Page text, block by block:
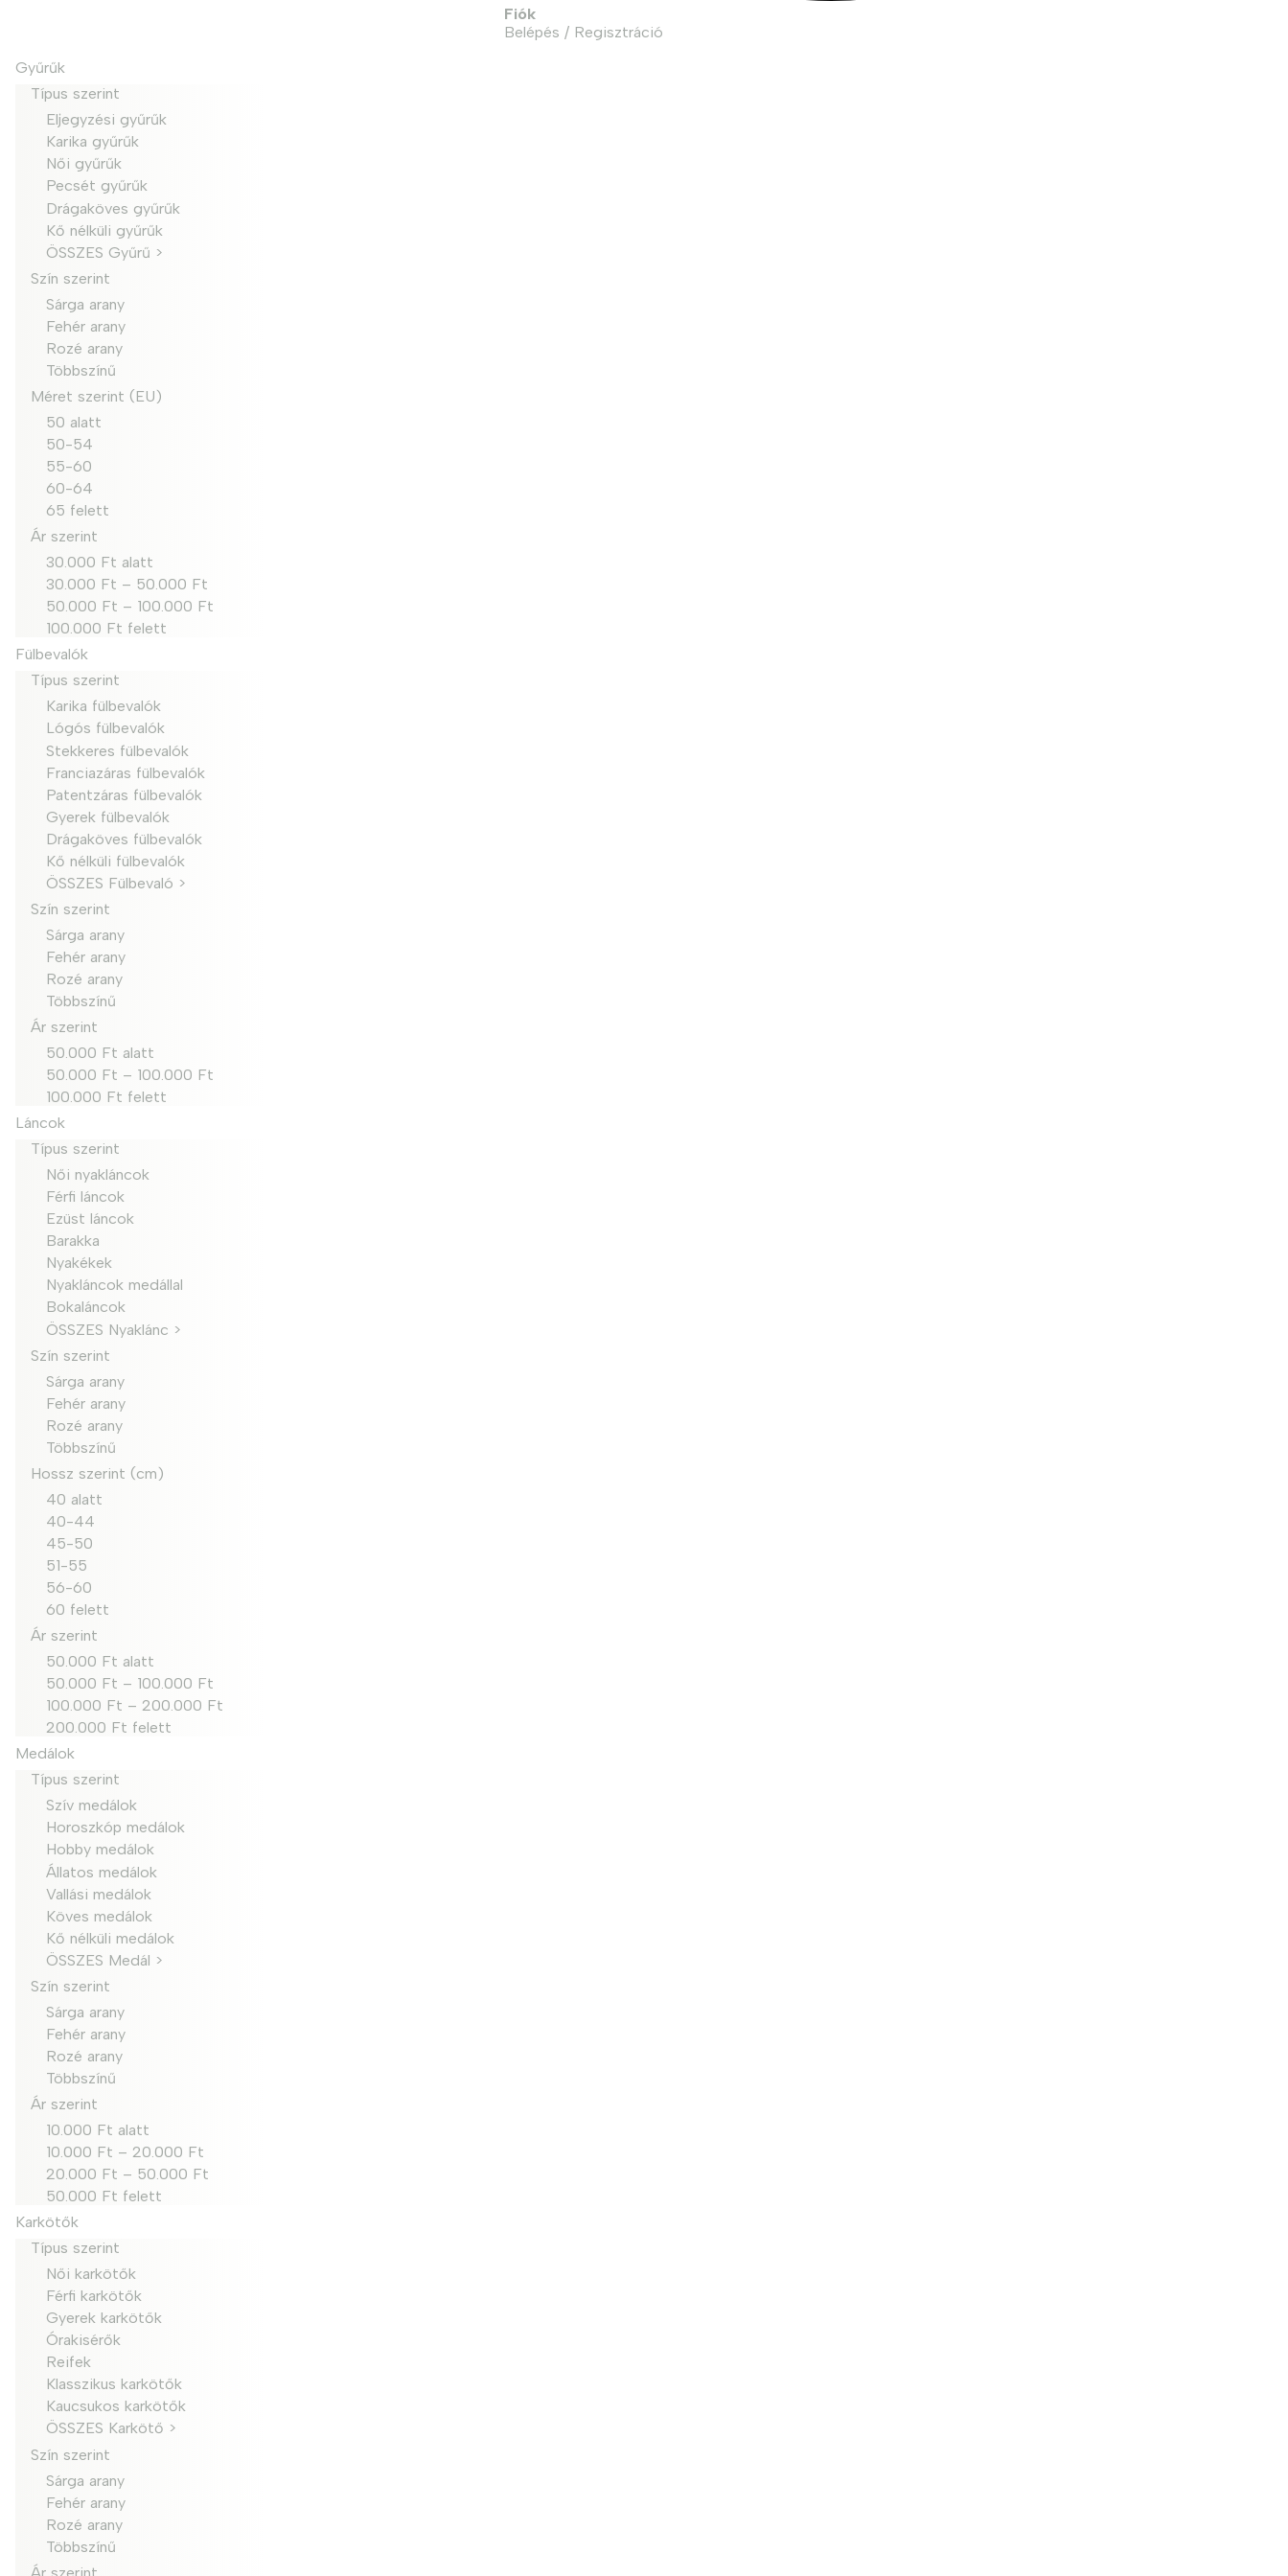
Fiók
Belépés / Regisztráció
Gyűrűk
Típus szerint
Eljegyzési gyűrűk
Karika gyűrűk
Női gyűrűk
Pecsét gyűrűk
Drágaköves gyűrűk
Kő nélküli gyűrűk
ÖSSZES Gyűrű >
Szín szerint
Sárga arany
Fehér arany
Rozé arany
Többszínű
Méret szerint (EU)
50 alatt
50-54
55-60
60-64
65 felett
Ár szerint
30.000 Ft alatt
30.000 Ft – 50.000 Ft
50.000 Ft – 100.000 Ft
100.000 Ft felett
Fülbevalók
Típus szerint
Karika fülbevalók
Lógós fülbevalók
Stekkeres fülbevalók
Franciazáras fülbevalók
Patentzáras fülbevalók
Gyerek fülbevalók
Drágaköves fülbevalók
Kő nélküli fülbevalók
ÖSSZES Fülbevaló >
Szín szerint
Sárga arany
Fehér arany
Rozé arany
Többszínű
Ár szerint
50.000 Ft alatt
50.000 Ft – 100.000 Ft
100.000 Ft felett
Láncok
Típus szerint
Női nyakláncok
Férfi láncok
Ezüst láncok
Barakka
Nyakékek
Nyakláncok medállal
Bokaláncok
ÖSSZES Nyaklánc >
Szín szerint
Sárga arany
Fehér arany
Rozé arany
Többszínű
Hossz szerint (cm)
40 alatt
40-44
45-50
51-55
56-60
60 felett
Ár szerint
50.000 Ft alatt
50.000 Ft – 100.000 Ft
100.000 Ft – 200.000 Ft
200.000 Ft felett
Medálok
Típus szerint
Szív medálok
Horoszkóp medálok
Hobby medálok
Állatos medálok
Vallási medálok
Köves medálok
Kő nélküli medálok
ÖSSZES Medál >
Szín szerint
Sárga arany
Fehér arany
Rozé arany
Többszínű
Ár szerint
10.000 Ft alatt
10.000 Ft – 20.000 Ft
20.000 Ft – 50.000 Ft
50.000 Ft felett
Karkötők
Típus szerint
Női karkötők
Férfi karkötők
Gyerek karkötők
Órakisérők
Reifek
Klasszikus karkötők
Kaucsukos karkötők
ÖSSZES Karkötő >
Szín szerint
Sárga arany
Fehér arany
Rozé arany
Többszínű